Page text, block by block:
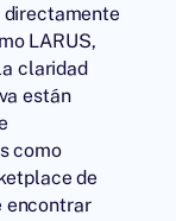
directamente
LARUS,
claridad
están
como
de
encontrar